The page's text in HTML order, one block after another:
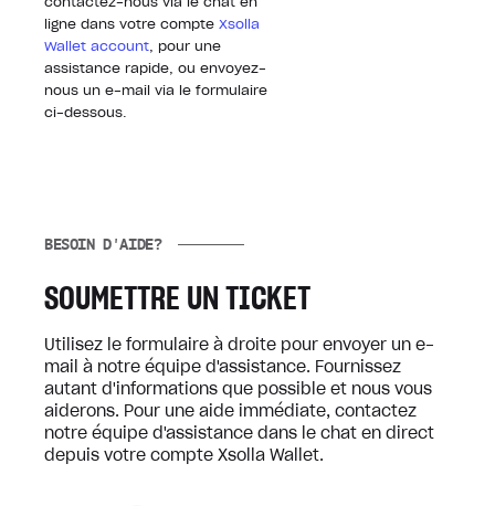
ligne dans votre compte Xsolla
Wallet account , pour une
assistance rapide, ou envoyez-
nous un e-mail via le formulaire
ci-dessous.
BESOIN D'AIDE?
SOUMETTRE UN TICKET
Utilisez le formulaire à droite pour envoyer un e-
mail à notre équipe d'assistance. Fournissez
autant d'informations que possible et nous vous
aiderons. Pour une aide immédiate, contactez
notre équipe d'assistance dans le chat en direct
depuis votre compte Xsolla Wallet.